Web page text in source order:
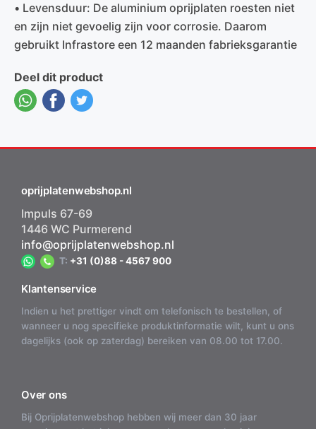
• Levensduur: De aluminium oprijplaten roesten niet
en zijn niet gevoelig zijn voor corrosie. Daarom
gebruikt Infrastore een 12 maanden fabrieksgarantie
Deel dit product
oprijplatenwebshop.nl
Impuls 67-69
1446 WC Purmerend
info@oprijplatenwebshop.nl
T: +31 (0)88 - 4567 900
Klantenservice
Indien u het prettiger vindt om telefonisch te bestellen, of
wanneer u nog specifieke produktinformatie wilt, kunt u ons
dagelijks (ook op zaterdag) bereiken van 08.00 tot 17.00.
Over ons
Bij Oprijplatenwebshop hebben wij meer dan 30 jaar